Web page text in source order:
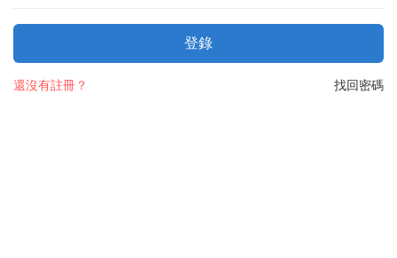
登錄
找回密碼
還沒有註冊？